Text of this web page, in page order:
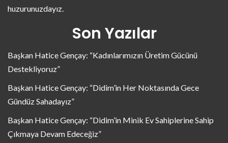
huzurunuzdayız.
Son Yazılar
Başkan Hatice Gençay: “Kadınlarımızın Üretim Gücünü
Destekliyoruz”
Başkan Hatice Gençay: “Didim’in Her Noktasında Gece
Gündüz Sahadayız”
Başkan Hatice Gençay: “Didim’in Minik Ev Sahiplerine Sahip
Çıkmaya Devam Edeceğiz”